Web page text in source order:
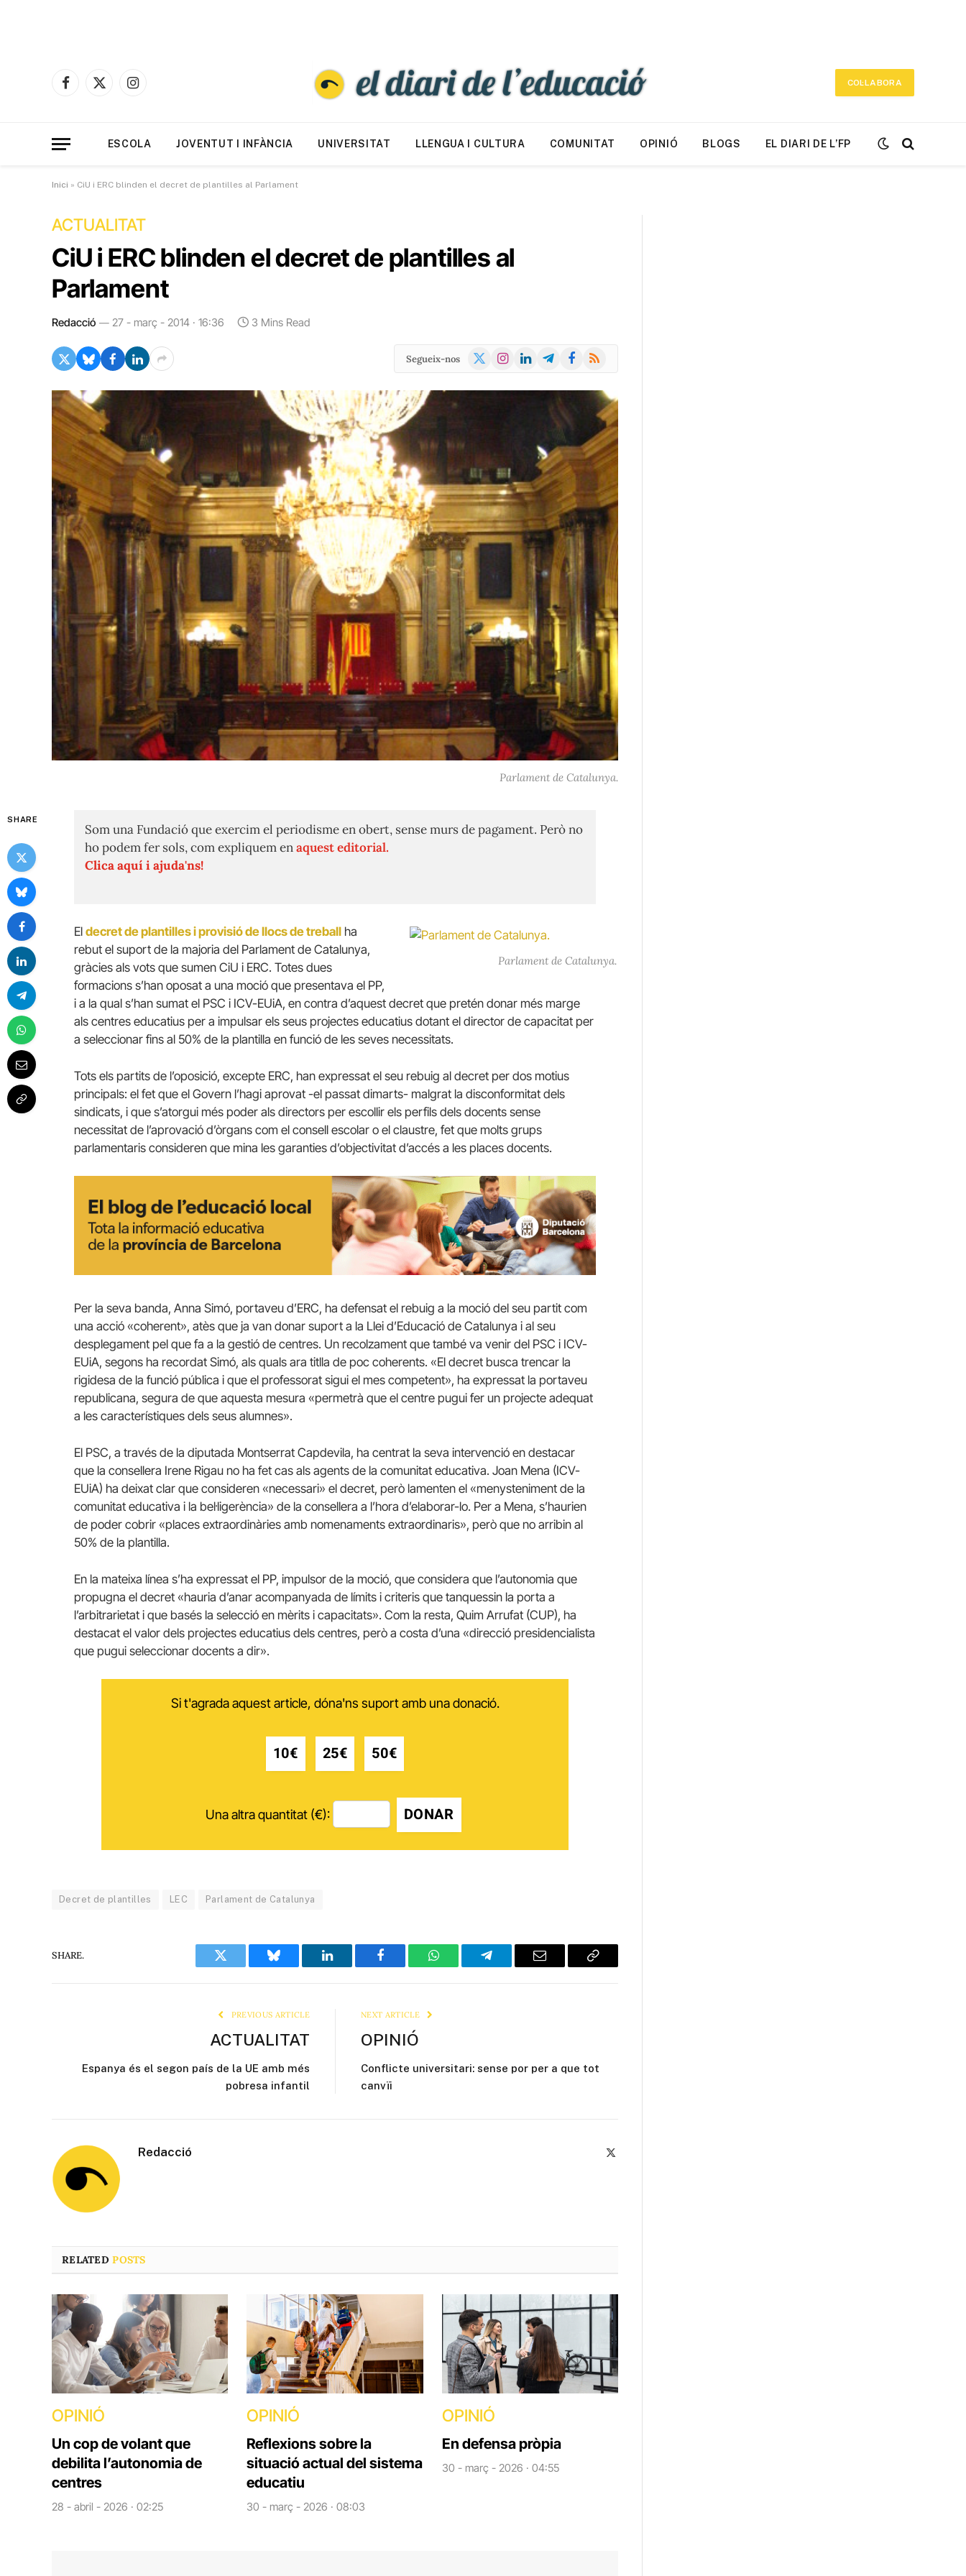
Facebook
X
Instagram
COL·LABORA
ESCOLA JOVENTUT I INFÀNCIA UNIVERSITAT LLENGUA I CULTURA COMUNITAT OPINIÓ BLOGS EL DIARI DE L’FP
Inici » CiU i ERC blinden el decret de plantilles al Parlament
ACTUALITAT
CiU i ERC blinden el decret de plantilles al
Parlament
Redacció 27 - març - 2014 · 16:36 3 Mins Read
Segueix-nos
X
Instagram
LinkedInTelegramFacebook
RSS
Parlament de Catalunya.
SHARE
Som una Fundació que exercim el periodisme en obert, sense murs de pagament. Però no
ho podem fer sols, com expliquem enaquest editorial.
Clica aquí i ajuda'ns!
Parlament de Catalunya.
El decret de plantilles i provisió de llocs de treball ha
rebut el suport de la majoria del Parlament de Catalunya,
gràcies als vots que sumen CiU i ERC. Totes dues
formacions s’han oposat a una moció que presentava el PP,
i a la qual s’han sumat el PSC i ICV-EUiA, en contra d’aquest decret que pretén donar més marge
als centres educatius per a impulsar els seus projectes educatius dotant el director de capacitat per
a seleccionar fins al 50% de la plantilla en funció de les seves necessitats.
Tots els partits de l’oposició, excepte ERC, han expressat el seu rebuig al decret per dos motius
principals: el fet que el Govern l’hagi aprovat -el passat dimarts- malgrat la disconformitat dels
sindicats, i que s’atorgui més poder als directors per escollir els perfils dels docents sense
necessitat de l’aprovació d’òrgans com el consell escolar o el claustre, fet que molts grups
parlamentaris consideren que mina les garanties d’objectivitat d’accés a les places docents.
Per la seva banda, Anna Simó, portaveu d’ERC, ha defensat el rebuig a la moció del seu partit com
una acció «coherent», atès que ja van donar suport a la Llei d’Educació de Catalunya i al seu
desplegament pel que fa a la gestió de centres. Un recolzament que també va venir del PSC i ICV-
EUiA, segons ha recordat Simó, als quals ara titlla de poc coherents. «El decret busca trencar la
rigidesa de la funció pública i que el professorat sigui el mes competent», ha expressat la portaveu
republicana, segura de que aquesta mesura «permetrà que el centre pugui fer un projecte adequat
a les característiques dels seus alumnes».
El PSC, a través de la diputada Montserrat Capdevila, ha centrat la seva intervenció en destacar
que la consellera Irene Rigau no ha fet cas als agents de la comunitat educativa. Joan Mena (ICV-
EUiA) ha deixat clar que consideren «necessari» el decret, però lamenten el «menysteniment de la
comunitat educativa i la bel·ligerència» de la consellera a l’hora d’elaborar-lo. Per a Mena, s’haurien
de poder cobrir «places extraordinàries amb nomenaments extraordinaris», però que no arribin al
50% de la plantilla.
En la mateixa línea s’ha expressat el PP, impulsor de la moció, que considera que l’autonomia que
propugna el decret «hauria d’anar acompanyada de límits i criteris que tanquessin la porta a
l’arbitrarietat i que basés la selecció en mèrits i capacitats». Com la resta, Quim Arrufat (CUP), ha
destacat el valor dels projectes educatius dels centres, però a costa d’una «direcció presidencialista
que pugui seleccionar docents a dir».
Si t'agrada aquest article, dóna'ns suport amb una donació.
10€ 25€ 50€
Una altra quantitat (€): DONAR
Decret de plantilles LEC Parlament de Catalunya
SHARE.
Twitter Bluesky LinkedIn Facebook WhatsAppTelegram Email
Copy
PREVIOUS ARTICLE
ACTUALITAT
Espanya és el segon país de la UE amb més
pobresa infantil
NEXT ARTICLE
OPINIÓ
Conflicte universitari: sense por per a que tot
canvïi
Redacció
RELATEDPOSTS
OPINIÓ
Un cop de volant que
debilita l’autonomia de
centres
28 - abril - 2026 · 02:25
OPINIÓ
Reflexions sobre la
situació actual del sistema
educatiu
30 - març - 2026 · 08:03
OPINIÓ
En defensa pròpia
30 - març - 2026 · 04:55